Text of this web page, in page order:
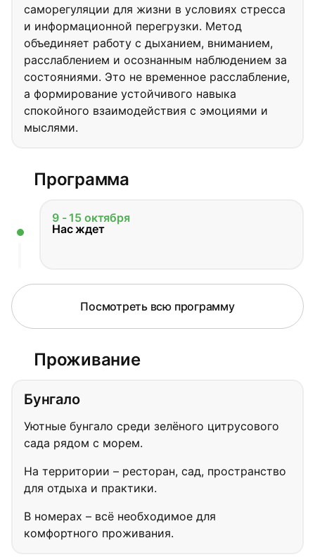
саморегуляции для жизни в условиях стресса
и информационной перегрузки. Метод
объединяет работу с дыханием, вниманием,
расслаблением и осознанным наблюдением за
состояниями. Это не временное расслабление,
а формирование устойчивого навыка
спокойного взаимодействия с эмоциями и
мыслями.
Программа
9 - 15 октября
Нас ждет
Плавная, бережная хатха-йога,
адаптированная под ваше состояние
Медитативные погружения и
успокоения нервной системы
Техники осознанного расслабления,
зажимы
Семинары о природе стресса,
Посмотреть всю программу
Проживание
Бунгало
Уютные бунгало среди зелёного цитрусового
сада рядом с морем.
На территории – ресторан, сад, пространство
для отдыха и практики.
В номерах – всё необходимое для
комфортного проживания.